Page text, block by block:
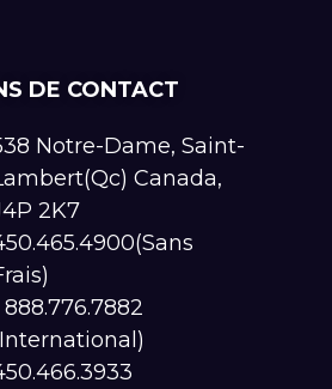
DE CONTACT
Notre-Dame, Saint-
Canada,
2K7
888.776.7882